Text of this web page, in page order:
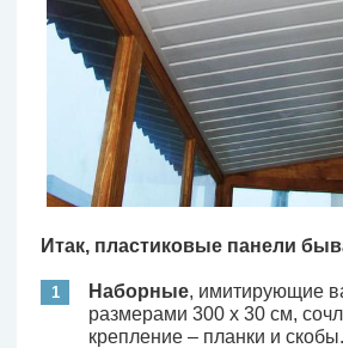
Итак, пластиковые панели
Наборные, имитирующие
размерами 300 х 30 см,
крепление – планки и скобы.